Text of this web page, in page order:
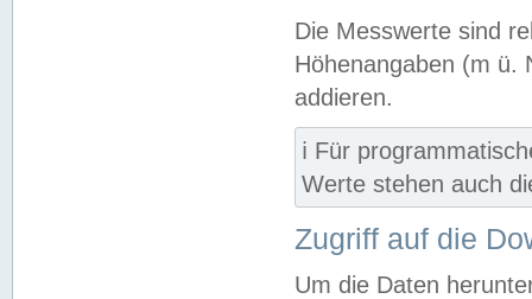
Die Messwerte sind
Höhenangaben (m ü.
addieren.
ℹ️ Für
Werte stehen auch
Zugriff auf die
Um die Daten